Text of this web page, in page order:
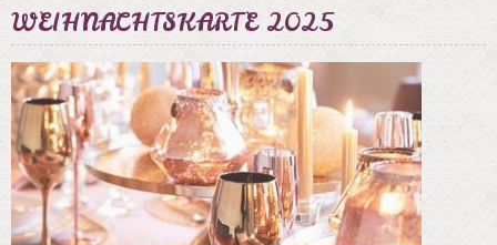
WEIHNACHTSKARTE 2025